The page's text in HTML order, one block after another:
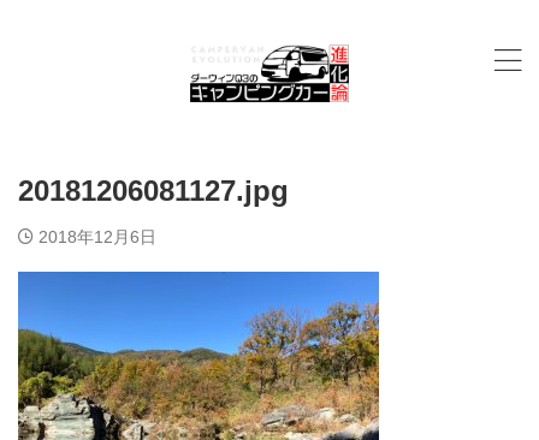
20181206081127.jpg
2018年12月6日